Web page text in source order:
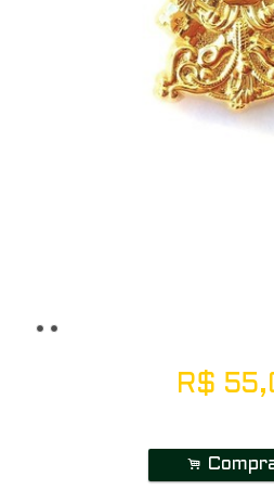
R$
.